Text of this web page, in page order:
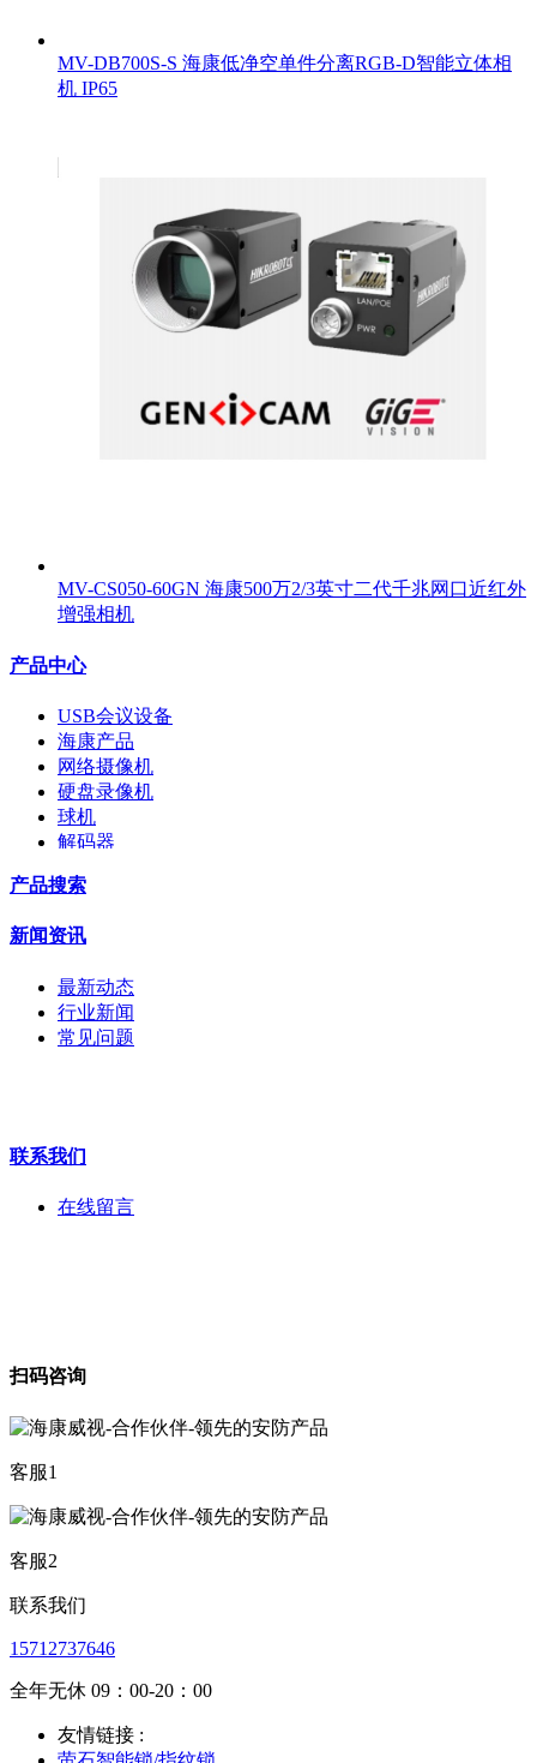
MV-DB700S-S 海康低净空单件分离RGB-D智能立体相
机 IP65
MV-CS050-60GN 海康500万2/3英寸二代千兆网口近红外
增强相机
产品中心
USB会议设备
海康产品
网络摄像机
硬盘录像机
球机
解码器
配件
拼接屏
安检门
工程宝
海康机器人
产品搜索
新闻资讯
最新动态
行业新闻
常见问题
联系我们
在线留言
扫码咨询
客服1
客服2
联系我们
15712737646
全年无休 09：00-20：00
友情链接 :